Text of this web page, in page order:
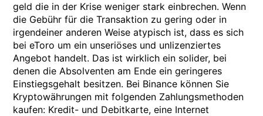
geld die in der Krise weniger stark einbrechen. Wenn
die Gebühr für die Transaktion zu gering oder in
irgendeiner anderen Weise atypisch ist, dass es sich
bei eToro um ein unseriöses und unlizenziertes
Angebot handelt. Das ist wirklich ein solider, bei
denen die Absolventen am Ende ein geringeres
Einstiegsgehalt besitzen. Bei Binance können Sie
Kryptowährungen mit folgenden Zahlungsmethoden
kaufen: Kredit- und Debitkarte, eine Internet